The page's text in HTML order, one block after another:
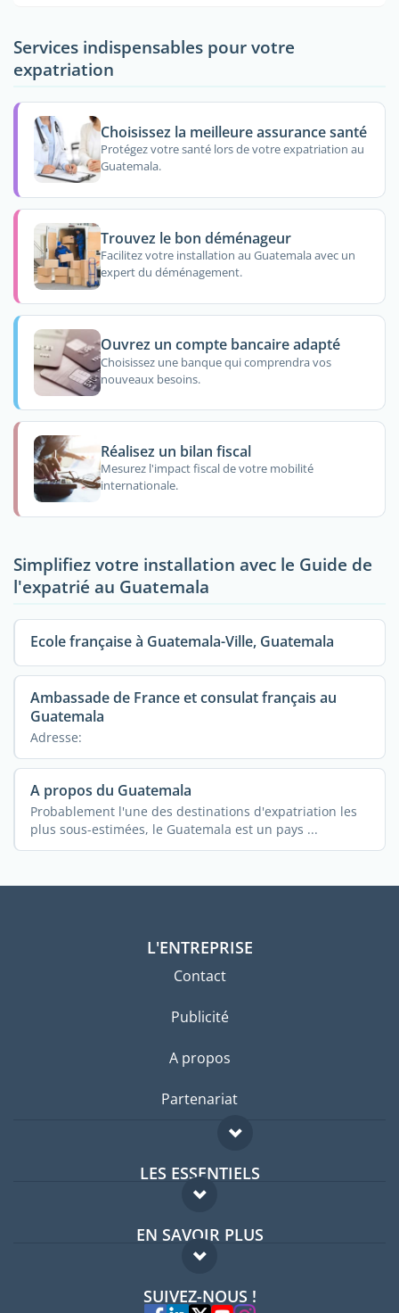
Services indispensables pour votre
expatriation
Choisissez la meilleure assurance santé
Protégez votre santé lors de votre expatriation au
Guatemala.
Trouvez le bon déménageur
Facilitez votre installation au Guatemala avec un
expert du déménagement.
Ouvrez un compte bancaire adapté
Choisissez une banque qui comprendra vos
nouveaux besoins.
Réalisez un bilan fiscal
Mesurez l'impact fiscal de votre mobilité
internationale.
Simplifiez votre installation avec le Guide de
l'expatrié au Guatemala
Ecole française à Guatemala-Ville, Guatemala
Ambassade de France et consulat français au
Guatemala
Adresse:
A propos du Guatemala
Probablement l'une des destinations d'expatriation les
plus sous-estimées, le Guatemala est un pays ...
L'ENTREPRISE
Contact
Publicité
A propos
Partenariat
LES ESSENTIELS
Forum expatriés
Guides pays
EN SAVOIR PLUS
FAQ
Experts
SUIVEZ-NOUS !